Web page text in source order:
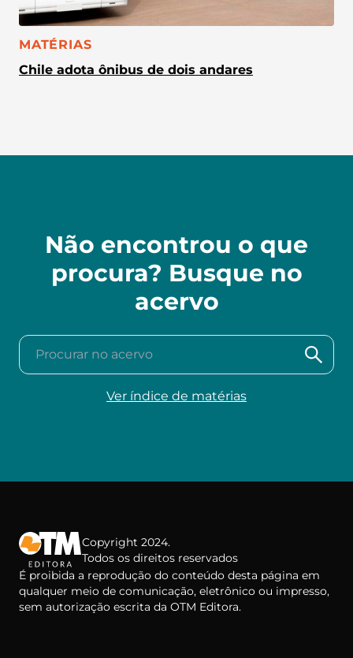
CATEGORIA:
MATÉRIAS
Chile adota ônibus de dois andares
Não encontrou o que
procura? Busque no
acervo
Procurar no acervo
Ver índice de matérias
Copyright 2024.
Todos os direitos reservados
É proibida a reprodução do conteúdo desta página em
qualquer meio de comunicação, eletrônico ou impresso,
sem autorização escrita da OTM Editora.